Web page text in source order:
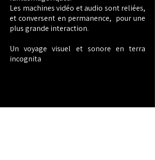
Les machines vidéo et audio sont reliées,
et conversent en permanence, pour une
plus grande interaction.
Un voyage visuel et sonore en terra
incognita